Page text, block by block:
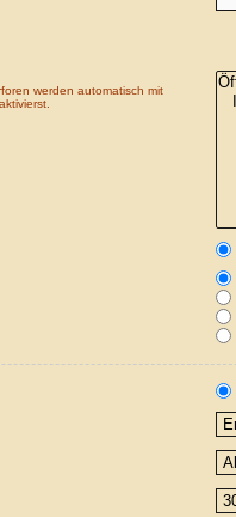
werden automatisch mit